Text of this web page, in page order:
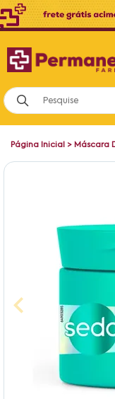
Página Inicial > Máscara